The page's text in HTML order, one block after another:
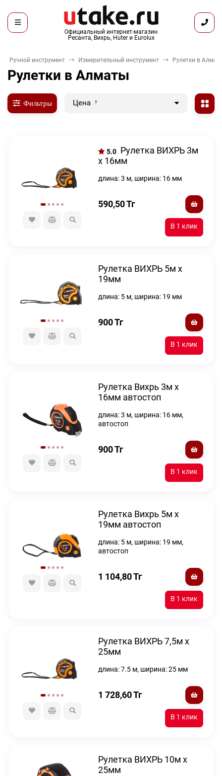
Официальный интернет-магазин
Ресанта, Вихрь, Huter и Eurolux
Ручной инструмент Измерительный инструмент Рулетки в
Рулетки в Алматы
Фильтры Цена
5.0 Рулетка ВИХРЬ 3м
х 16мм
длина: 3 м, ширина: 16 мм
590,50Тг
Рулетка ВИХРЬ 5м х
19мм
длина: 5 м, ширина: 19 мм
900Тг
Рулетка Вихрь 3м х
16мм автостоп
длина: 3 м, ширина: 16 мм,
автостоп
900Тг
Рулетка Вихрь 5м х
19мм автостоп
длина: 5 м, ширина: 19 мм,
автостоп
1 104,80Тг
Рулетка ВИХРЬ 7,5м х
25мм
длина: 7.5 м, ширина: 25 мм
1 728,60Тг
Рулетка ВИХРЬ 10м х
25мм